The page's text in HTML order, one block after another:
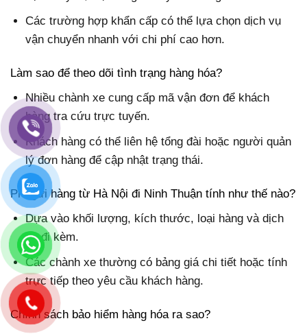
Các trường hợp khẩn cấp có thể lựa chọn dịch vụ
vận chuyển nhanh với chi phí cao hơn.
Làm sao để theo dõi tình trạng hàng hóa?
Nhiều chành xe cung cấp mã vận đơn để khách
hàng tra cứu trực tuyến.
Khách hàng có thể liên hệ tổng đài hoặc người quản
lý đơn hàng để cập nhật trạng thái.
Phí gửi hàng từ Hà Nội đi Ninh Thuận tính như thế nào?
Dựa vào khối lượng, kích thước, loại hàng và dịch
vụ đi kèm.
Các chành xe thường có bảng giá chi tiết hoặc tính
trực tiếp theo yêu cầu khách hàng.
Chính sách bảo hiểm hàng hóa ra sao?